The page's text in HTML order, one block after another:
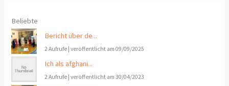
Beliebte
Bericht über de...
2 Aufrufe |veröffentlicht am 09/09/2025
Ich als afghani...
2 Aufrufe |veröffentlicht am 30/04/2023